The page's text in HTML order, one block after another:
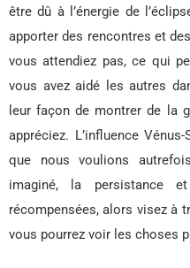
être dû à l’énergie de
apporter des rencontres et
vous attendiez pas, ce qui
vous avez aidé les autres
leur façon de montrer de la
appréciez. L’influence
que nous voulions
imaginé, la persistance
récompensées, alors visez à
vous pourrez voir les choses